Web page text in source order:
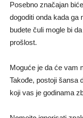
Posebno značajan
dogoditi onda kada ga
budete čuli mogle bi
prošlost.
Moguće je da će vam
Takođe, postoji šansa
koji vas je godinama